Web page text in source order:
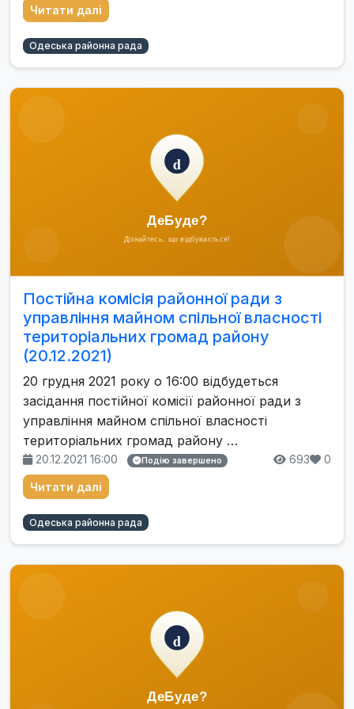
Читати далі
Одеська районна рада
Постійна комісія районної ради з
управління майном спільної власності
територіальних громад району
(20.12.2021)
20 грудня 2021 року о 16:00 відбудеться
засідання постійної комісії районної ради з
управління майном спільної власності
територіальних громад району …
20.12.2021 16:00 Подію завершено 693 0
Читати далі
Одеська районна рада